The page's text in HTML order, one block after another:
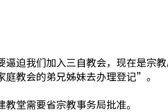
迫我们加入三自教会，现在是宗
教会的弟兄姊妹去办理登记”。
堂需要省宗教事务局批准。